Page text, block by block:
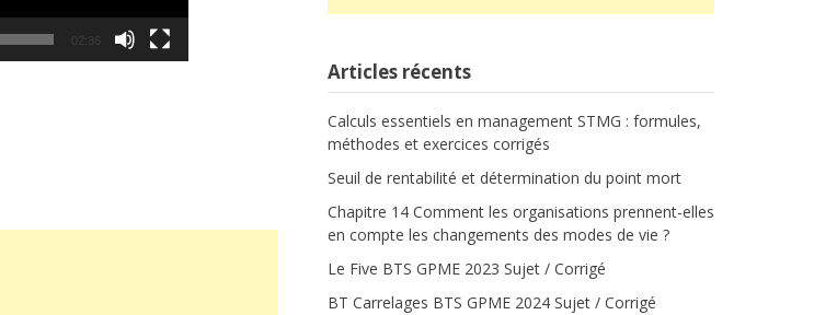
02:36
Articles récents
Calculs essentiels en management STMG : formules,
méthodes et exercices corrigés
Seuil de rentabilité et détermination du point mort
Chapitre 14 Comment les organisations prennent-elles
en compte les changements des modes de vie ?
Le Five BTS GPME 2023 Sujet / Corrigé
BT Carrelages BTS GPME 2024 Sujet / Corrigé